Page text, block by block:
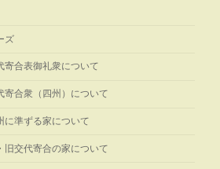
ズ
合表御礼衆について
合衆（四州）について
準ずる家について
交代寄合の家について